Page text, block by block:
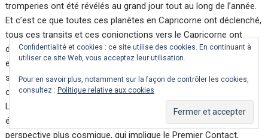
tromperies ont été révélés au grand jour tout au long de l’année.
Et c’est ce que toutes ces planètes en Capricorne ont déclenché,
tous ces transits et ces conjonctions vers le Capricorne ont
déclenché cela. Et nous avons un changement d’énergie majeur
en décembre, où de nombreuses planètes et astéroïdes
sortiront du Capricorne et entreront dans le Verseau. Et nous
commencerons à recevoir beaucoup plus d’énergie du Verseau.
L’énergie du Verseau apportera une vision et une perspective
élevée sur l’évolution collective de l’humanité et aussi vers une
perspective plus cosmique, qui implique le Premier Contact,
Confidentialité et cookies : ce site utilise des cookies. En continuant à
utiliser ce site Web, vous acceptez leur utilisation.
Pour en savoir plus, notamment sur la façon de contrôler les cookies,
consultez : Politique relative aux cookies